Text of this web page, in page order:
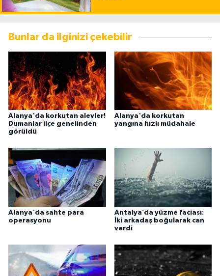
Bunlar da ilginizi çekebilir
Alanya'da korkutan alevler!
Dumanlar ilçe genelinden
görüldü
Alanya'da korkutan
yangına hızlı müdahale
Alanya'da sahte para
operasyonu
Antalya’da yüzme faciası:
İki arkadaş boğularak can
verdi